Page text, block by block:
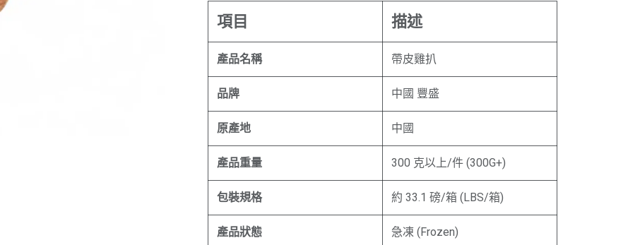
項目 描述
產品名稱 帶皮雞扒
品牌 中國 豐盛
原產地 中國
產品重量 300 克以上/件 (300G+)
包裝規格 約 33.1 磅/箱 (LBS/箱)
產品狀態 急凍 (Frozen)